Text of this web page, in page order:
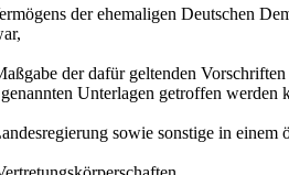
der ehemaligen Deutschen
der dafür geltenden
Unterlagen getroffen
sowie sonstige in einem